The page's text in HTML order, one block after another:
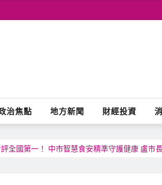
治焦點 地方新聞 財經投資
全國第一！ 中市智慧食安精準守護健康 盧市